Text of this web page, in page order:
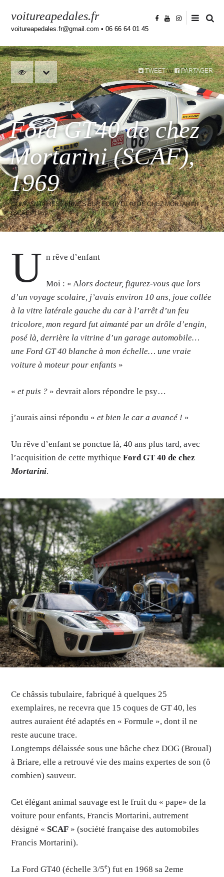
voitureapedales.fr
voitureapedales.fr@gmail.com • 06 66 64 01 45
Ford GT40 de chez
Mortarini (SCAF),
1969
COMMENTAIRES FERMÉSSUR FORD GT40 DE CHEZ MORTARINI
(SCAF), 1969
TWEET ou PARTAGER
U n rêve d’enfant
Moi : « Alors docteur, figurez-vous que lors
d’un voyage scolaire, j’avais environ 10 ans, joue collée
à la vitre latérale gauche du car à l’arrêt d’un feu
tricolore, mon regard fut aimanté par un drôle d’engin,
posé là, derrière la vitrine d’un garage automobile…
une Ford GT 40 blanche à mon échelle… une vraie
voiture à moteur pour enfants »
«et puis ? » devrait alors répondre le psy…
j’aurais ainsi répondu «et bien le car a avancé ! »
Un rêve d’enfant se ponctue là, 40 ans plus tard, avec
l’acquisition de cette mythiqueFord GT 40 de chez
Mortarini.
Ce châssis tubulaire, fabriqué à quelques 25
exemplaires, ne recevra que 15 coques de GT 40, les
autres auraient été adaptés en « Formule », dont il ne
reste aucune trace.
Longtemps délaissée sous une bâche chez DOG (Broual)
à Briare, elle a retrouvé vie des mains expertes de son (ô
combien) sauveur.
Cet élégant animal sauvage est le fruit du « pape» de la
voiture pour enfants, Francis Mortarini, autrement
désigné « SCAF » (société française des automobiles
Francis Mortarini).
La Ford GT40 (échelle 3/5e) fut en 1968 sa 2eme